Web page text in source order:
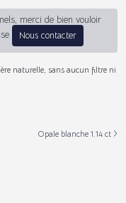
merci de bien vouloir
Nous contacter
naturelle, sans aucun filtre ni
Opale blanche 1.14 ct